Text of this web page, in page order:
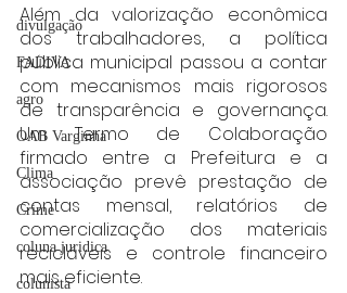
divulgação
FADIVA
agro
OAB Varginha
Clima
Crime
coluna juridica
colunista
Além da valorização econômica
dos trabalhadores, a política
pública municipal passou a contar
com mecanismos mais rigorosos
de transparência e governança.
Um Termo de Colaboração
firmado entre a Prefeitura e a
associação prevê prestação de
contas mensal, relatórios de
comercialização dos materiais
recicláveis e controle financeiro
mais eficiente.